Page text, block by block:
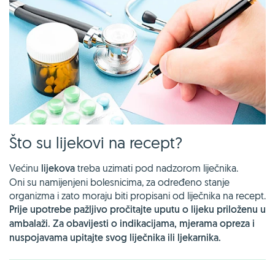
Što su lijekovi na recept?
Većinu lijekova treba uzimati pod nadzorom liječnika.
Oni su namijenjeni bolesnicima, za određeno stanje
organizma i zato moraju biti propisani od liječnika na recept.
Prije upotrebe pažljivo pročitajte uputu o lijeku priloženu u
ambalaži. Za obavijesti o indikacijama, mjerama opreza i
nuspojavama upitajte svog liječnika ili ljekarnika.